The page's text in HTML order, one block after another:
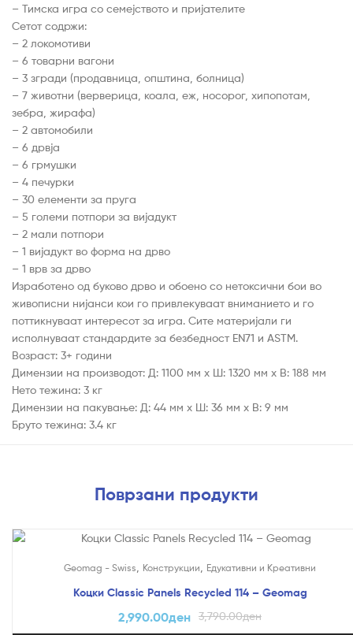
– Тимска игра со семејството и пријателите
Сетот содржи:
– 2 локомотиви
– 6 товарни вагони
– 3 згради (продавница, општина, болница)
– 7 животни (верверица, коала, еж, носорог, хипопотам,
зебра, жирафа)
– 2 автомобили
– 6 дрвја
– 6 грмушки
– 4 печурки
– 30 елементи за пруга
– 5 големи потпори за вијадукт
– 2 мали потпори
– 1 вијадукт во форма на дрво
– 1 врв за дрво
Изработено од буково дрво и обоено со нетоксични бои во
живописни нијанси кои го привлекуваат вниманието и го
поттикнуваат интересот за игра. Сите материјали ги
исполнуваат стандардите за безбедност EN71 и ASTM.
Возраст: 3+ години
Димензии на производот: Д: 1100 мм х Ш: 1320 мм х В: 188 мм
Нето тежина: 3 кг
Димензии на пакување: Д: 44 мм х Ш: 36 мм х В: 9 мм
Бруто тежина: 3.4 кг
Поврзани продукти
Geomag - Swiss, Конструкции, Едукативни и Креативни
Коцки Classic Panels Recycled 114 – Geomag
3,790.00ден
2,990.00ден